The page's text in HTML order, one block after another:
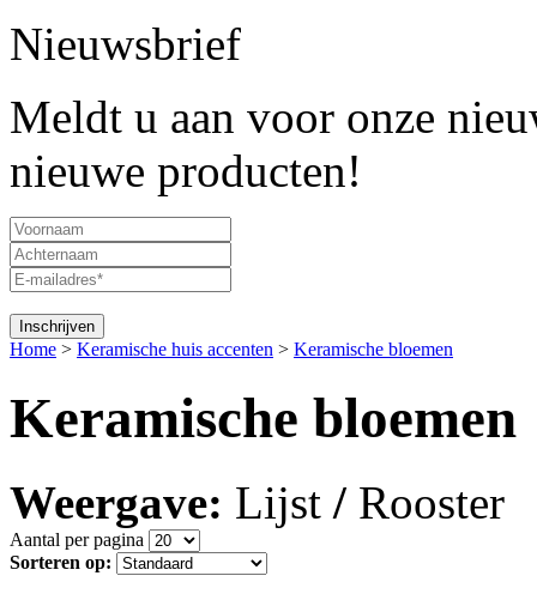
Nieuwsbrief
Meldt u aan voor onze
nieuwe producten!
Home > Keramische huis accenten > Keramische bloemen
Keramische bloemen
Weergave: Lijst / Rooster
Aantal per pagina
Sorteren op: